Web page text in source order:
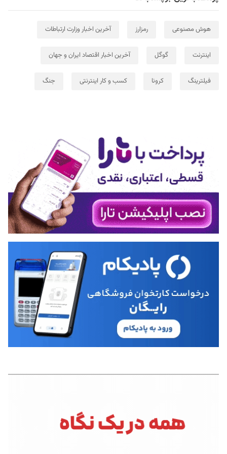
هوش مصنوعی رمزارز آخرین اخبار وزارت ارتباطات
اینترنت گوگل آخرین اخبار اقتصاد ایران و جهان
فیلترینگ کرونا کسب و کار اینترنتی جنگ